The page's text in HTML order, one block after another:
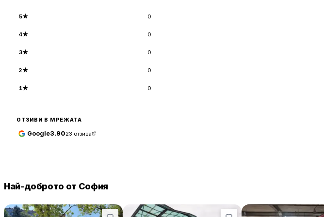
5★ 0
4★ 0
3★ 0
2★ 0
1★ 0
ОТЗИВИ В МРЕЖАТА
Google3.9023 отзива
Най-доброто от София